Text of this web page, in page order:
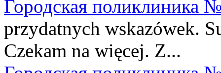
Городская поликлиника
przydatnych wskazówek.
Czekam na więcej. Z...